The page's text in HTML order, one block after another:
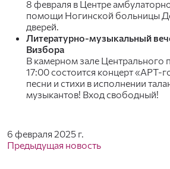
8 февраля в Центре
помощи Ногинской больницы
дверей.
Литературно-музыкальный
Визбора
В камерном зале Центрального
17:00 состоится концерт «АРТ-
песни и стихи в исполнении
музыкантов! Вход свободный!
6 февраля 2025 г.
Предыдущая новость